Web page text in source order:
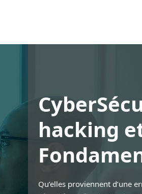
hacking
Qu’elles proviennent d’une